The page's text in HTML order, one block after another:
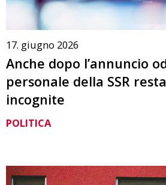
17. giugno 2026
Anche dopo l’annuncio
personale della SSR
incognite
POLITICA